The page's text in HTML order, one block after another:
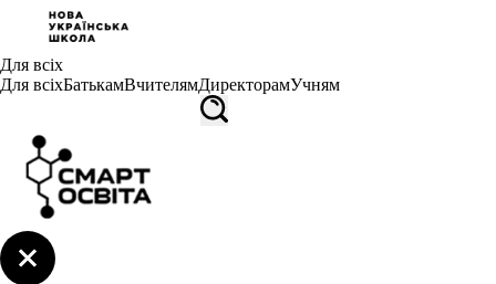
Для всіх
Для всіхБатькамВчителямДиректорамУчням